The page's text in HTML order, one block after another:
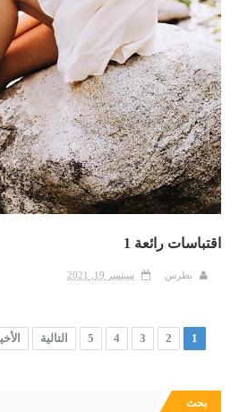
اقتباسات رائعة 1
بطرس سبتمبر 19, 2021
1
2
3
4
5 التالية
بحث